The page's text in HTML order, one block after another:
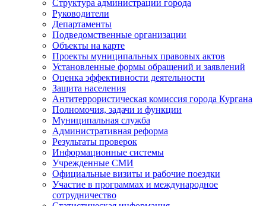
Структура администрации города
Руководители
Департаменты
Подведомственные организации
Объекты на карте
Проекты муниципальных правовых актов
Установленные формы обращений и заявлений
Оценка эффективности деятельности
Защита населения
Антитеррористическая комиссия города Кургана
Полномочия, задачи и функции
Муниципальная служба
Административная реформа
Результаты проверок
Информационные системы
Учрежденные СМИ
Официальные визиты и рабочие поездки
Участие в программах и международное
сотрудничество